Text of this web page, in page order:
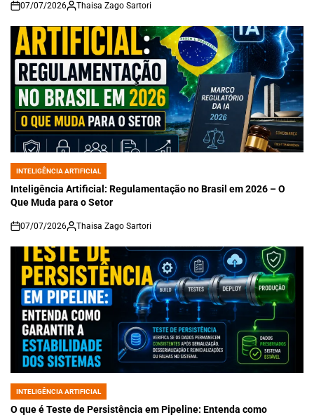
on
07/07/2026 Thaisa Zago Sartori
POSTED
IN
INTELIGÊNCIA ARTIFICIAL
Inteligência Artificial: Regulamentação no Brasil em 2026 – O
Que Muda para o Setor
on
07/07/2026 Thaisa Zago Sartori
POSTED
IN
INTELIGÊNCIA ARTIFICIAL
O que é Teste de Persistência em Pipeline: Entenda como